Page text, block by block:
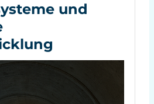
und